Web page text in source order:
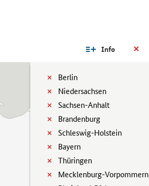
Info
Berlin
Niedersachsen
Sachsen-Anhalt
Brandenburg
Schleswig-Holstein
Bayern
Thüringen
Mecklenburg-Vorpommern